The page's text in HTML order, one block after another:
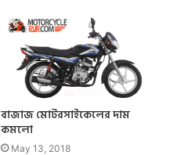
বাজাজ মোটরসাইকেলের দাম
কমলো
May 13, 2018